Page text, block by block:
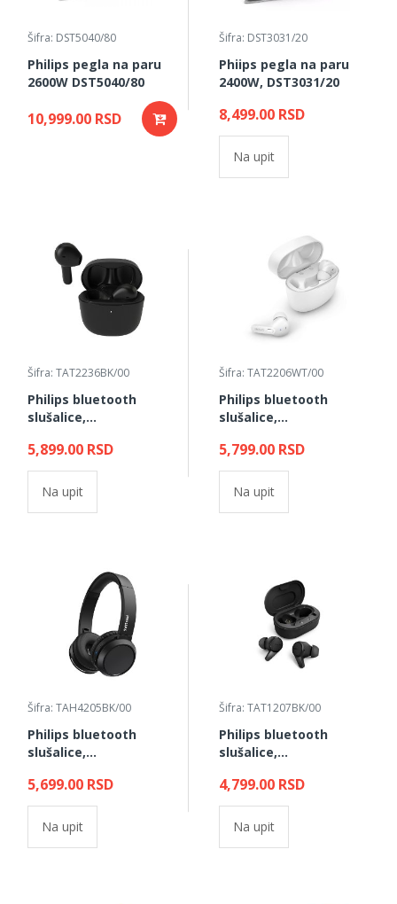
Šifra: DST5040/80
Philips pegla na paru
2600W DST5040/80
10,999.00 RSD
Šifra: DST3031/20
Phiips pegla na paru
2400W, DST3031/20
8,499.00 RSD
Na upit
Šifra: TAT2236BK/00
Philips bluetooth
slušalice,
5,899.00 RSD
Na upit
Šifra: TAT2206WT/00
Philips bluetooth
slušalice,
5,799.00 RSD
Na upit
Šifra: TAH4205BK/00
Philips bluetooth
slušalice,
5,699.00 RSD
Na upit
Šifra: TAT1207BK/00
Philips bluetooth
slušalice,
4,799.00 RSD
Na upit